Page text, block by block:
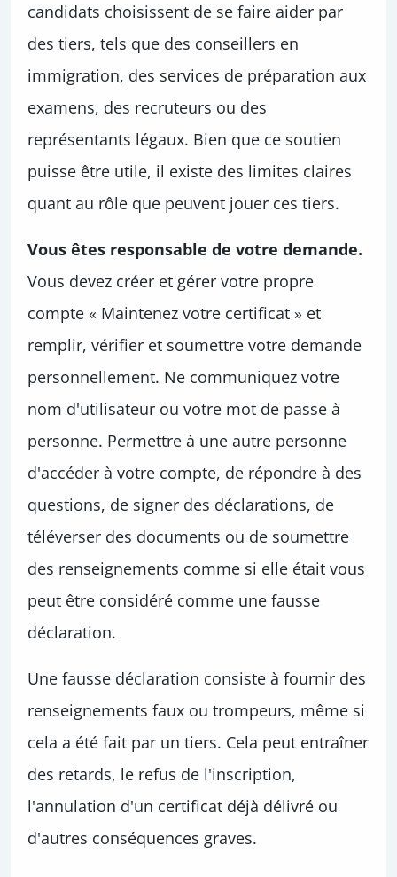
candidats choisissent de se faire aider par
des tiers, tels que des conseillers en
immigration, des services de préparation aux
examens, des recruteurs ou des
représentants légaux. Bien que ce soutien
puisse être utile, il existe des limites claires
quant au rôle que peuvent jouer ces tiers.
Vous êtes responsable de votre demande.
Vous devez créer et gérer votre propre
compte « Maintenez votre certificat » et
remplir, vérifier et soumettre votre demande
personnellement. Ne communiquez votre
nom d'utilisateur ou votre mot de passe à
personne. Permettre à une autre personne
d'accéder à votre compte, de répondre à des
questions, de signer des déclarations, de
téléverser des documents ou de soumettre
des renseignements comme si elle était vous
peut être considéré comme une fausse
déclaration.
Une fausse déclaration consiste à fournir des
renseignements faux ou trompeurs, même si
cela a été fait par un tiers. Cela peut entraîner
des retards, le refus de l'inscription,
l'annulation d'un certificat déjà délivré ou
d'autres conséquences graves.